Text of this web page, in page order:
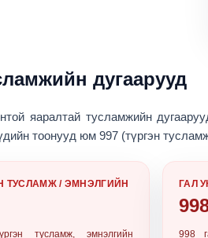
дугаарууд
яаралтай тусламжийн
тоонууд юм 997 (түргэн
ТУСЛАМЖ / ЭМНЭЛГИЙН
тусламж, эмнэлгийн
ГАЛ
998